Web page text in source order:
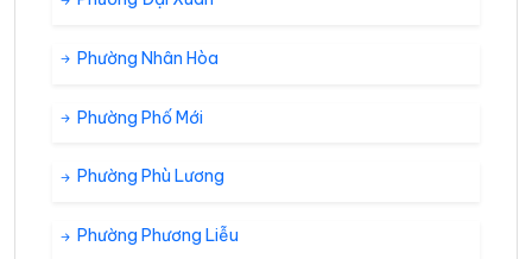
Phường Nhân Hòa
Phường Phố Mới
Phường Phù Lương
Phường Phương Liễu